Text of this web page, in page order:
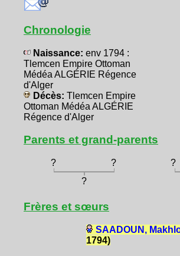
Chronologie
Naissance: env 1794 :
Tlemcen Empire Ottoman
Médéa ALGÉRIE Régence
d'Alger
Décès: Tlemcen Empire
Ottoman Médéa ALGÉRIE
Régence d'Alger
Parents et grand-parents
? ? ?
?
Frères et sœurs
SAADOUN,
1794)